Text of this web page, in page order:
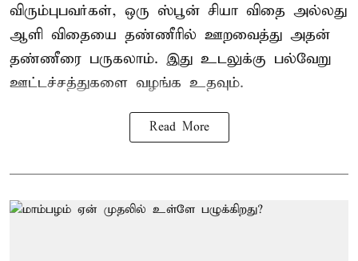
விரும்புபவர்கள், ஒரு ஸ்பூன் சியா விதை அல்லது
ஆளி விதையை தண்ணீரில் ஊறவைத்து அதன்
தண்ணீரை பருகலாம். இது உடலுக்கு பல்வேறு
ஊட்டச்சத்துகளை வழங்க உதவும்.
Read More